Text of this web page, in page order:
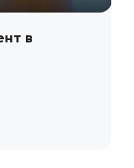
в